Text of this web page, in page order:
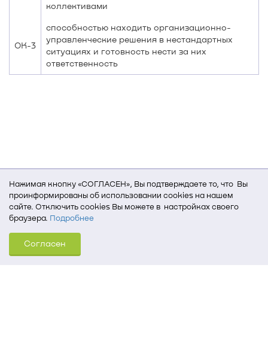
Нажимая кнопку «СОГЛАСЕН», Вы подтверждаете то, что Вы
проинформированы об использовании cookies на нашем
сайте. Отключить cookies Вы можете в настройках своего
браузера. Подробнее
Для того, чтобы мы могли качественно предоставить Вам
услуги, мы используем cookies, которые сохраняются
на Вашем компьютере (Сведения о местоположении; ip-адрес;
Согласен
коллективами
ОК-3
способностью находить организационно-
управленческие решения в нестандартных
ситуациях и готовность нести за них
ответственность